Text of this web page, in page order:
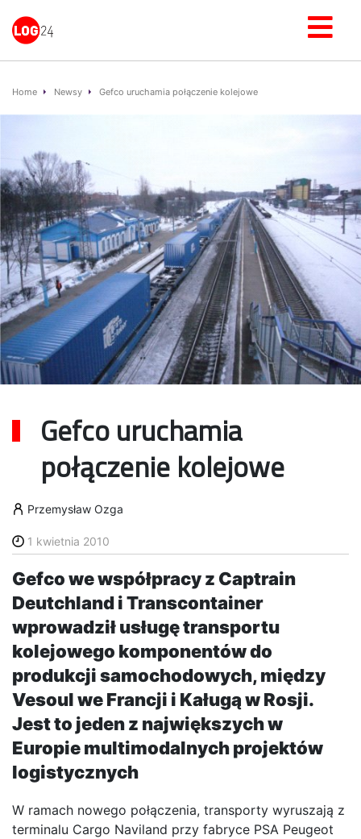
Home Newsy Gefco uruchamia połączenie kolejowe
Gefco uruchamia
połączenie kolejowe
Przemysław Ozga
1 kwietnia 2010
Gefco we współpracy z Captrain
Deutchland i Transcontainer
wprowadził usługę transportu
kolejowego komponentów do
produkcji samochodowych, między
Vesoul we Francji i Kaługą w Rosji.
Jest to jeden z największych w
Europie multimodalnych projektów
logistycznych
W ramach nowego połączenia, transporty wyruszają z
terminalu Cargo Naviland przy fabryce PSA Peugeot